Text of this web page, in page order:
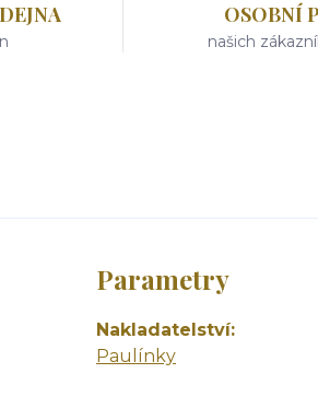
OSOBNÍ
našich
Parametry
Nakladatelství
Paulínky